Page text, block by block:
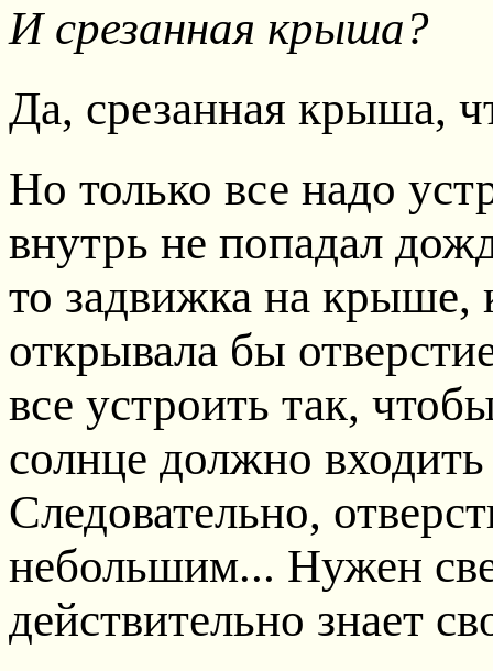
И срезанная крыша?
Да, срезанная крыша,
Но только все надо
внутрь не попадал
то задвижка на крыше,
открывала бы
все устроить так,
солнце должно
Следовательно,
небольшим... Нужен
действительно знает